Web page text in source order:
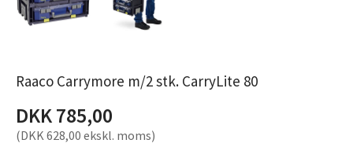
Raaco Carrymore m/2 stk. CarryLite 80
DKK 785,00
(DKK 628,00 ekskl. moms)